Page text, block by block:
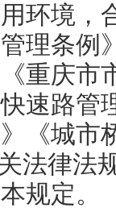
环境，
理条例
重庆市
速路
《城市
关法律
规定。